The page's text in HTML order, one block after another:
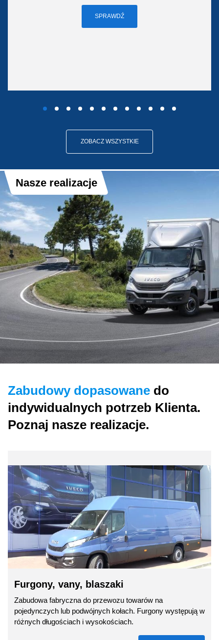
SPRAWDŹ
ZOBACZ WSZYSTKIE
Nasze realizacje
Zabudowy dopasowane do
indywidualnych potrzeb Klienta.
Poznaj nasze realizacje.
Furgony, vany, blaszaki
Zabudowa fabryczna do przewozu towarów na
pojedynczych lub podwójnych kołach. Furgony występują w
różnych długościach i wysokościach.